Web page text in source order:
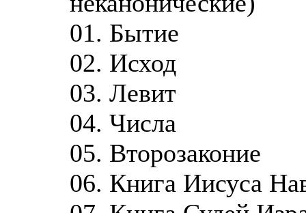
01. Бытие
02. Исход
03. Левит
04. Числа
05. Второзаконие
06. Книга Иисуса